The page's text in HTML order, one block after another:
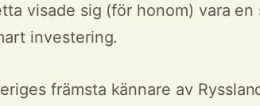
visade sig (för honom) vara en
investering.
främsta kännare av